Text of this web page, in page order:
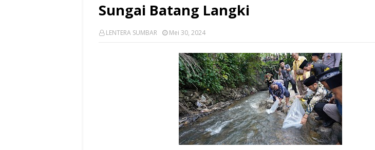
Sungai Batang Langki
LENTERA SUMBAR Mei 30, 2024